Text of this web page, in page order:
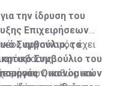
την ίδρυση του
Επιχειρήσεων
Συμβούλιο, το
Συμβούλιο του
Οικονομικών
οργανισμός έχει
πρόσβασης
καθώς και
και